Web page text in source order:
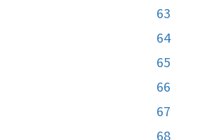
63
64
65
66
67
68